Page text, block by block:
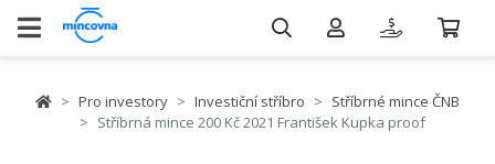
Pro investory Investiční stříbro
Stříbrné mince ČNB
Stříbrná mince 200 Kč 2021 František Kupka proof